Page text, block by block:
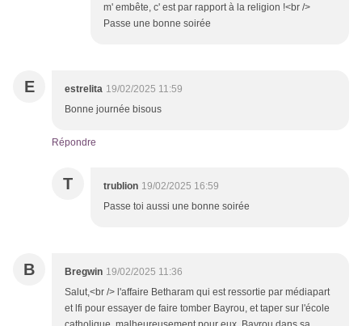
m' embête, c' est par rapport à la religion !<br />
Passe une bonne soirée
E estrelita 19/02/2025 11:59
Bonne journée bisous
Répondre
T trublion 19/02/2025 16:59
Passe toi aussi une bonne soirée
B Bregwin 19/02/2025 11:36
Salut,<br /> l'affaire Betharam qui est ressortie par médiapart
et lfi pour essayer de faire tomber Bayrou, et taper sur l'école